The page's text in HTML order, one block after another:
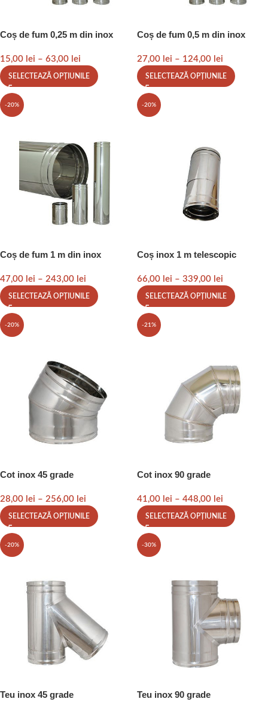
Coș de fum 0,25 m din inox
15,00 lei – 63,00 lei
SELECTEAZĂ OPȚIUNILE
Coș de fum 0,5 m din inox
27,00 lei – 124,00 lei
SELECTEAZĂ OPȚIUNILE
-20%
Coș de fum 1 m din inox
47,00 lei – 243,00 lei
SELECTEAZĂ OPȚIUNILE
-20%
Coș inox 1 m telescopic
66,00 lei – 339,00 lei
SELECTEAZĂ OPȚIUNILE
-20%
Cot inox 45 grade
28,00 lei – 256,00 lei
SELECTEAZĂ OPȚIUNILE
-21%
Cot inox 90 grade
41,00 lei – 448,00 lei
SELECTEAZĂ OPȚIUNILE
-20%
Teu inox 45 grade
-30%
Teu inox 90 grade